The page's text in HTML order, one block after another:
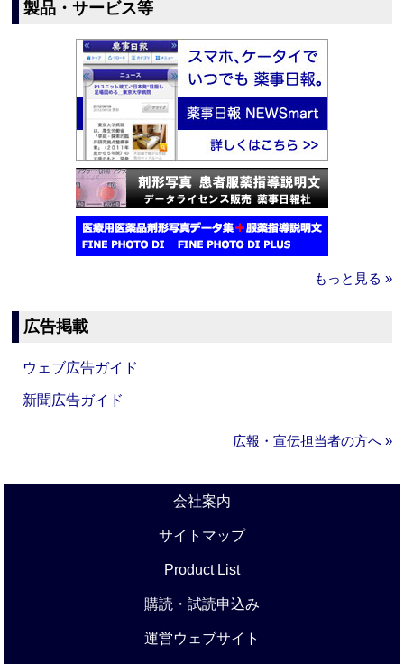
製品・サービス等
もっと見る »
広告掲載
ウェブ広告ガイド
新聞広告ガイド
広報・宣伝担当者の方へ »
会社案内
サイトマップ
Product List
購読・試読申込み
運営ウェブサイト